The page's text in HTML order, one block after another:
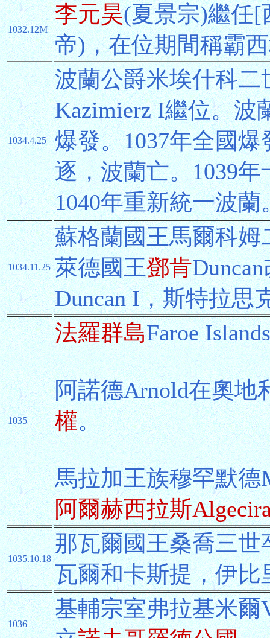
1032.12M
李元昊(夏景宗)繼任[
帝)，在位期間稱霸
1034.4.25
波蘭公爵米埃什科二
Kazimierz I繼位。波
爆發。1037年全國
逐，波蘭亡。1039
1040年重新統一波蘭
1034.11.25
蘇格蘭國王馬爾科
萊德國王鄧肯
Duncan I，斯特拉思
1035
法羅群島Faroe
阿諾德Arnold在奧地
權。
馬拉加王族穆罕默德
阿爾赫西拉斯
1035.10.18
那瓦爾國王桑喬三
瓦爾和卡斯提，伊
1036
基輔宗室弗拉基米